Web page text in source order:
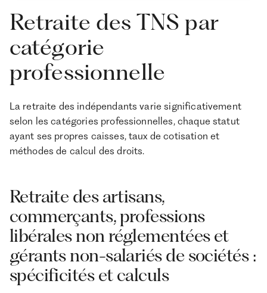
Retraite des TNS par
catégorie
professionnelle
La retraite des indépendants varie significativement
selon les catégories professionnelles, chaque statut
ayant ses propres caisses, taux de cotisation et
méthodes de calcul des droits.
Retraite des artisans,
commerçants, professions
libérales non réglementées et
gérants non-salariés de sociétés :
spécificités et calculs